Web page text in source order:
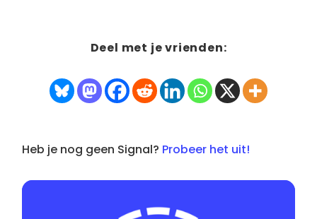
Deel met je vrienden:
Heb je nog geen Signal? Probeer het uit!